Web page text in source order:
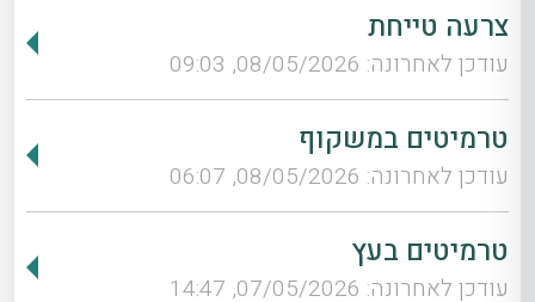
צרעה טייחת
עודכן לאחרונה: 08/05/2026, 09:03
טרמיטים במשקוף
עודכן לאחרונה: 08/05/2026, 06:07
טרמיטים בעץ
עודכן לאחרונה: 07/05/2026, 14:47